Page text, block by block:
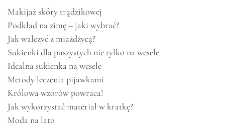
Makijaż skóry trądzikowej
Podkład na zimę – jaki wybrać?
Jak walczyć z miażdżycą?
Sukienki dla puszystych nie tylko na wesele
Idealna sukienka na wesele
Metody leczenia pijawkami
Królowa wzorów powraca!
Jak wykorzystać materiał w kratkę?
Moda na lato